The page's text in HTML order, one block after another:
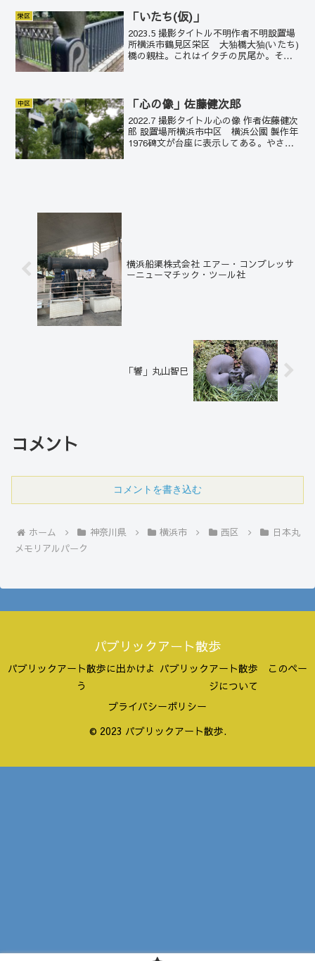
する叉路でみつけ...
栄区 「いたち(仮)」
2023.5 撮影タイトル不明作者不明設置場
所横浜市鶴見区栄区 大㹨橋大㹨(いたち)
橋の親柱。これはイタチの尻尾か。その
形されている...
中区 「心の像」佐藤健次郎
2022.7 撮影タイトル心の像 作者佐藤健次
郎 設置場所横浜市中区 横浜公園 製作年
1976碑文が台座に表示してある。やさし
横浜船渠株式会社 エアー・コンプレッサ
ーニューマチック・ツール社
「響」丸山智巳
コメント
コメントを書き込む
ホーム 神奈川県 横浜市 西区
日本丸
メモリアルパーク
パブリックアート散歩
パブリックアート散歩に出かけよ
う
パブリックアート散歩 このペー
ジについて
プライバシーポリシー
© 2023 パブリックアート散歩.